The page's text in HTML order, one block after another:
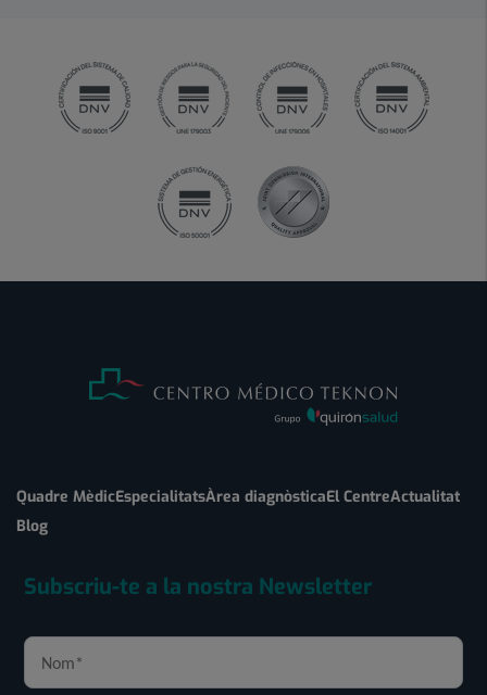
Quadre MèdicEspecialitatsÀrea diagnòsticaEl CentreActualitat
Blog
Subscriu-te a la nostra Newsletter